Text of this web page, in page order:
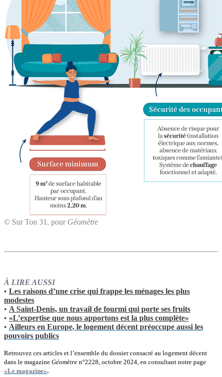
© Sur Ton 31, pour Géomètre
À LIRE AUSSI
• Les raisons d’une crise qui frappe les ménages les plus
modestes
• A Saint-Denis, un travail de fourmi qui porte ses fruits
• «L’expertise que nous apportons est la plus complète»
• Ailleurs en Europe, le logement décent préoccupe aussi les
pouvoirs publics
Retrouvez ces articles et l’ensemble du dossier consacré au logement décent
dans le magazine Géomètre n°2228, octobre 2024, en consultant notre page
«Le magazine».